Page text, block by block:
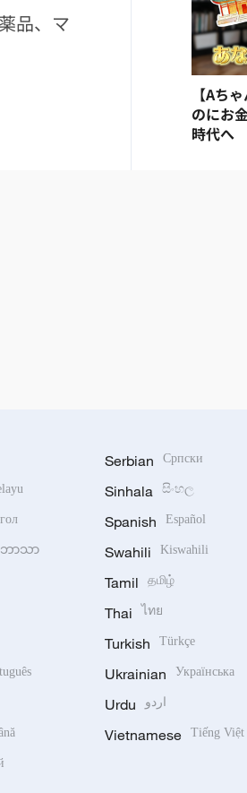
品、マ
【Aち
のにお
時代へ
ဘာသာ
Serbian Српски
Sinhala සිංහල
Spanish Español
Swahili Kiswahili
Tamil தமிழ்
Thai ไทย
Turkish Türkçe
Ukrainian Українська
Urdu اردو
Vietnamese Tiếng Việt